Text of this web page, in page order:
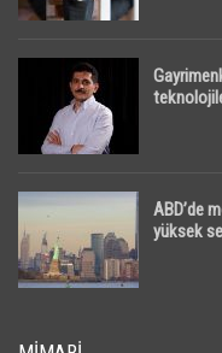
ABD’de
yüksek